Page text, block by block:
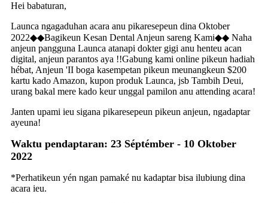
Hei babaturan,
Launca ngagaduhan acara anu pikaresepeun dina Oktober
2022◆◆Bagikeun Kesan Dental Anjeun sareng Kami◆◆ Naha
anjeun pangguna Launca atanapi dokter gigi anu henteu acan
digital, anjeun parantos aya !!Gabung kami online pikeun hadiah
hébat, Anjeun 'II boga kasempetan pikeun meunangkeun $200
kartu kado Amazon, kupon produk Launca, jsb Tambih Deui,
urang bakal mere kado keur unggal pamilon anu attending acara!
Janten upami ieu sigana pikaresepeun pikeun anjeun, ngadaptar
ayeuna!
Waktu pendaptaran: 23 Séptémber - 10 Oktober
2022
*Perhatikeun yén ngan pamaké nu kadaptar bisa ilubiung dina
acara ieu.